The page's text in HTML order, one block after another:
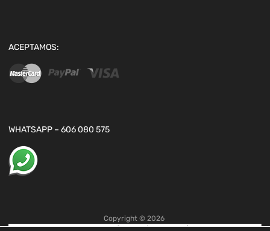
ACEPTAMOS:
WHATSAPP – 606 080 575
Copyright © 2026